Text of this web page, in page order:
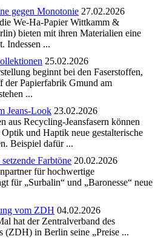
gegen Monotonie 27.02.2026
We-Ha-Papier Wittkamm &
bieten mit ihren Materialien eine
Indessen ...
25.02.2026
beginnt bei den Faserstoffen,
der Papierfabrik Gmund am
...
Jeans-Look 23.02.2026
aus Recycling-Jeansfasern können
und Haptik neue gestalterische
Beispiel dafür ...
Farbtöne 20.02.2026
für hochwertige
für „Surbalin“ und „Baronesse“ neue
vom ZDH 04.02.2026
hat der Zentralverband des
(ZDH) in Berlin seine „Preise ...